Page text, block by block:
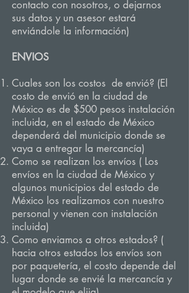
contacto con nosotros, o dejarnos
sus datos y un asesor estará
enviándole la información)
ENVIOS
Cuales son los costos de envió? (El
costo de envió en la ciudad de
México es de $500 pesos instalación
incluida, en el estado de México
dependerá del municipio donde se
vaya a entregar la mercancía)
Como se realizan los envíos ( Los
envíos en la ciudad de México y
algunos municipios del estado de
México los realizamos con nuestro
personal y vienen con instalación
incluida)
Como enviamos a otros estados? (
hacia otros estados los envíos son
por paquetería, el costo depende del
lugar donde se envié la mercancía y